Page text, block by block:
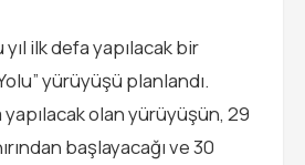
ilk defa yapılacak bir
yürüyüşü planlandı.
yapılacak olan yürüyüşün, 29
başlayacağı ve 30